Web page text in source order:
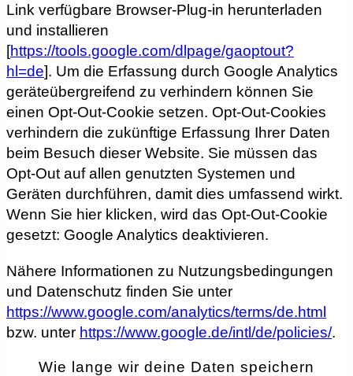
Link verfügbare Browser-Plug-in herunterladen
und installieren
[https://tools.google.com/dlpage/gaoptout?
hl=de]. Um die Erfassung durch Google Analytics
geräteübergreifend zu verhindern können Sie
einen Opt-Out-Cookie setzen. Opt-Out-Cookies
verhindern die zukünftige Erfassung Ihrer Daten
beim Besuch dieser Website. Sie müssen das
Opt-Out auf allen genutzten Systemen und
Geräten durchführen, damit dies umfassend wirkt.
Wenn Sie hier klicken, wird das Opt-Out-Cookie
gesetzt: Google Analytics deaktivieren.
Nähere Informationen zu Nutzungsbedingungen
und Datenschutz finden Sie unter
https://www.google.com/analytics/terms/de.html
bzw. unter https://www.google.de/intl/de/policies/.
Wie lange wir deine Daten speichern